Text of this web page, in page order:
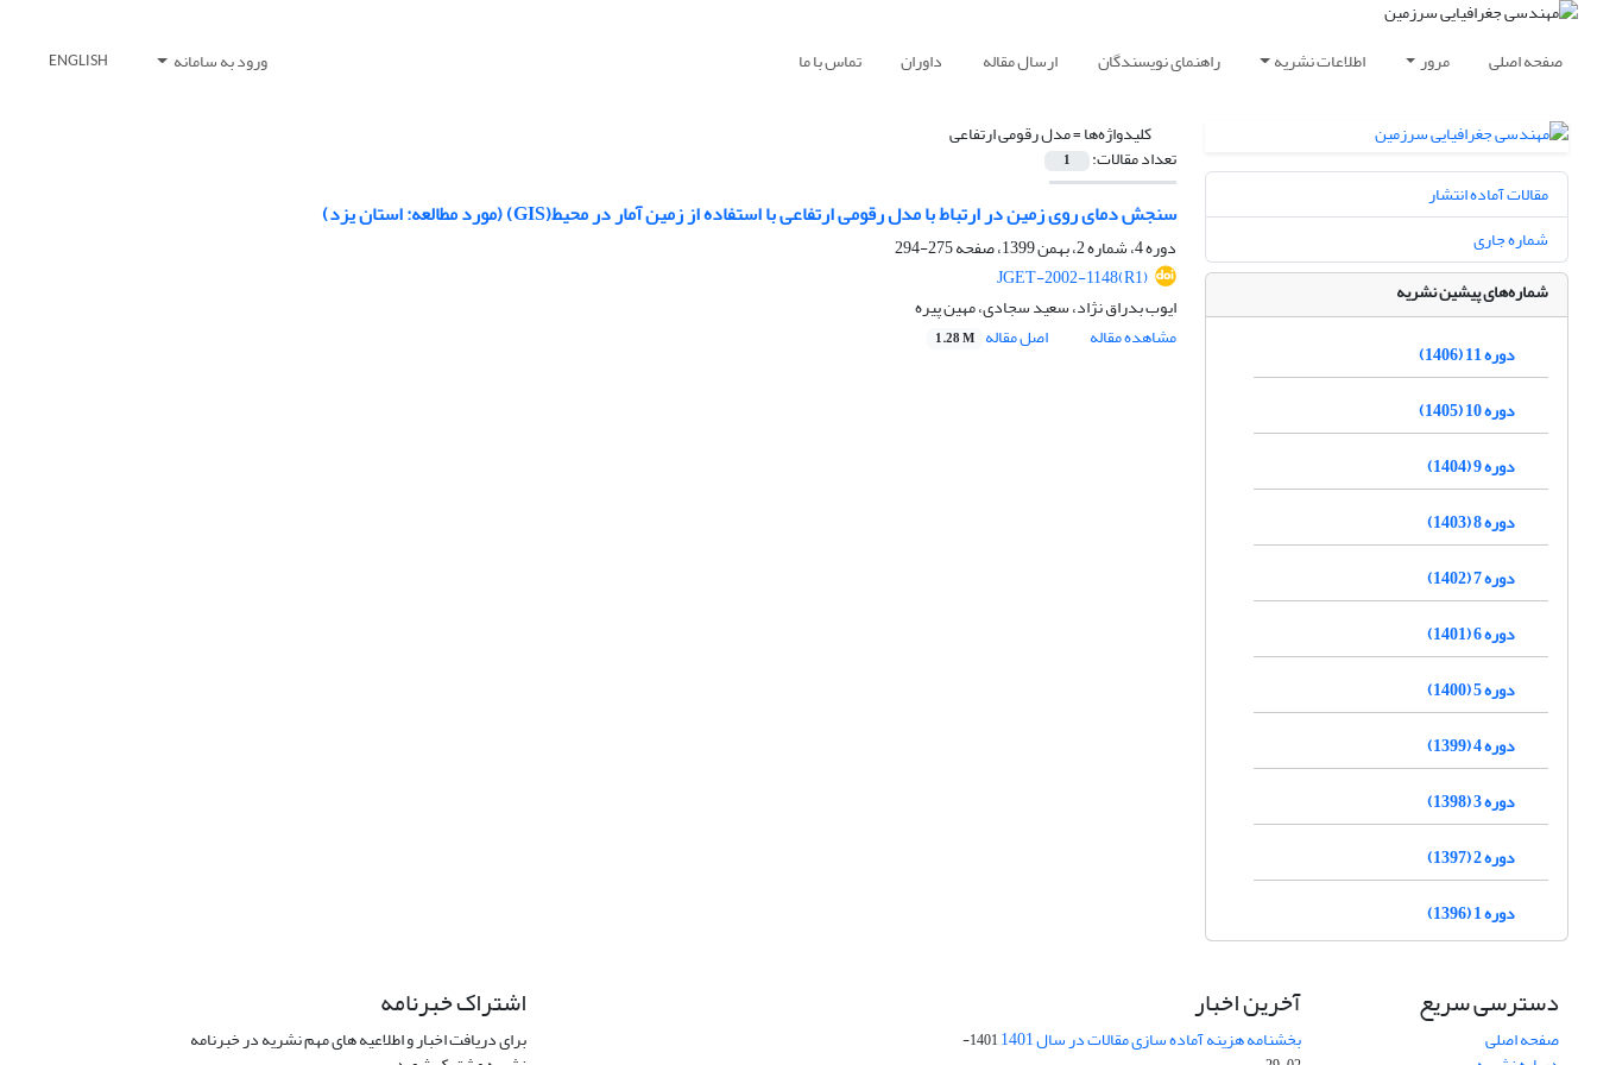
صفحه اصلی مرور اطلاعات نشریه راهنمای نویسندگان ارسال مقاله داوران تماس با ما ورود به سامانه ENGLISH
کلیدواژه‌ها =مدل رقومی ارتفاعی
تعداد مقالات: 1
سنجش دمای روی زمین در ارتباط با مدل رقومی ارتفاعی با استفاده از زمین آمار در محیط(GIS) (مورد مطالعه: استان یزد)
دوره 4، شماره 2، بهمن 1399، صفحه
275-294
JGET-2002-1148(R1)
ایوب بدراق نژاد، سعید سجادی، مهین پیره
مشاهده مقاله
اصل مقاله 1.28 M
مقالات آماده انتشار
شماره جاری
شماره‌های پیشین نشریه
دوره 11 (1406)
دوره 10 (1405)
دوره 9 (1404)
دوره 8 (1403)
دوره 7 (1402)
دوره 6 (1401)
دوره 5 (1400)
دوره 4 (1399)
دوره 3 (1398)
دوره 2 (1397)
دوره 1 (1396)
دسترسی سریع
صفحه اصلی
آخرین اخبار
بخشنامه هزینه آماده سازی مقالات در سال 1401
1401-
اشتراک خبرنامه
برای دریافت اخبار و اطلاعیه های مهم نشریه در خبرنامه